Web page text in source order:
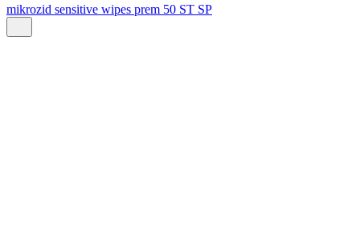
mikrozid sensitive wipes prem 50 ST SP